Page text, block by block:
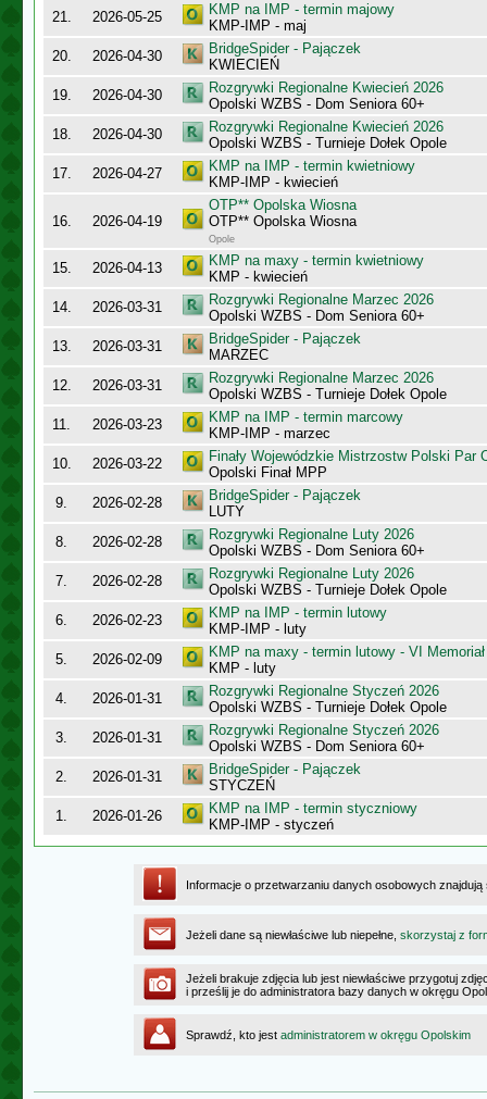
21.
2026-05-25
KMP na IMP - termin majowy
KMP-IMP - maj
20.
2026-04-30
BridgeSpider - Pajączek
KWIECIEŃ
19.
2026-04-30
Rozgrywki Regionalne Kwiecień 2026
Opolski WZBS - Dom Seniora 60+
18.
2026-04-30
Rozgrywki Regionalne Kwiecień 2026
Opolski WZBS - Turnieje Dołek Opole
17.
2026-04-27
KMP na IMP - termin kwietniowy
KMP-IMP - kwiecień
16. 2026-04-19
OTP** Opolska Wiosna
OTP** Opolska Wiosna
Opole
15. 2026-04-13
KMP na maxy - termin kwietniowy
KMP - kwiecień
14.
2026-03-31
Rozgrywki Regionalne Marzec 2026
Opolski WZBS - Dom Seniora 60+
13.
2026-03-31
BridgeSpider - Pajączek
MARZEC
12.
2026-03-31
Rozgrywki Regionalne Marzec 2026
Opolski WZBS - Turnieje Dołek Opole
11.
2026-03-23
KMP na IMP - termin marcowy
KMP-IMP - marzec
10.
2026-03-22
Finały Wojewódzkie Mistrzostw Polski Par
Opolski Finał MPP
9.
2026-02-28
BridgeSpider - Pajączek
LUTY
8.
2026-02-28
Rozgrywki Regionalne Luty 2026
Opolski WZBS - Dom Seniora 60+
7.
2026-02-28
Rozgrywki Regionalne Luty 2026
Opolski WZBS - Turnieje Dołek Opole
6.
2026-02-23
KMP na IMP - termin lutowy
KMP-IMP - luty
5.
2026-02-09
KMP na maxy - termin lutowy - VI
KMP - luty
4.
2026-01-31
Rozgrywki Regionalne Styczeń 2026
Opolski WZBS - Turnieje Dołek Opole
3.
2026-01-31
Rozgrywki Regionalne Styczeń 2026
Opolski WZBS - Dom Seniora 60+
2.
2026-01-31
BridgeSpider - Pajączek
STYCZEŃ
1.
2026-01-26
KMP na IMP - termin styczniowy
KMP-IMP - styczeń
Informacje o przetwarzaniu danych osobowych
Jeżeli dane są niewłaściwe lub niepełne, skorzystaj z
Jeżeli brakuje zdjęcia lub jest niewłaściwe przygotuj
i prześlij je do administratora bazy danych w okręgu
Sprawdź, kto jest administratorem w okręgu Opolskim